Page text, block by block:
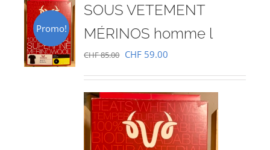
Promo!
SOUS VETEMENT
MÉRINOS homme l
CHF85.00 Le
initial
était :
CHF 85.00.
CHF 59.00
actuel
est :
CHF 59.00.